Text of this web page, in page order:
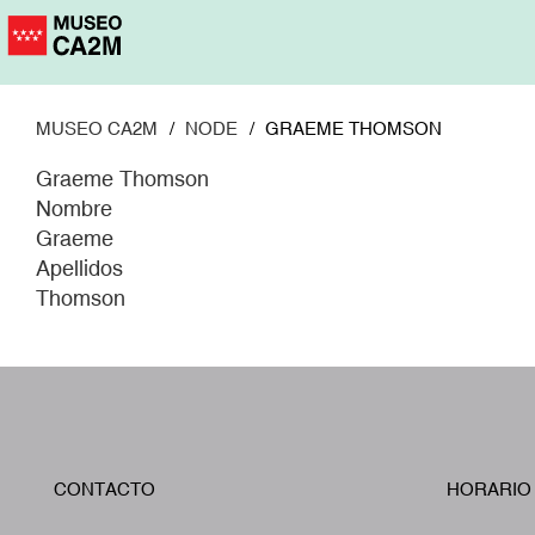
Pasar
MUSEO CA2M NODE GRAEME THOMSON
Graeme Thomson
Nombre
Graeme
Apellidos
Thomson
CONTACTO HORARIO